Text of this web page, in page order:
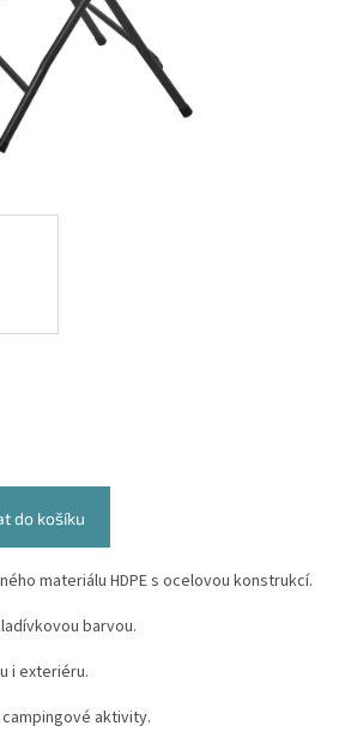
do košíku
materiálu HDPE s ocelovou konstrukcí.
barvou.
i exteriéru.
aktivity.